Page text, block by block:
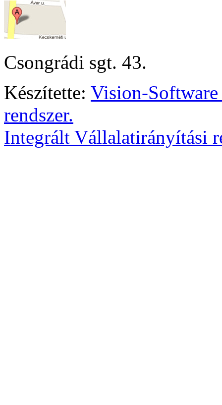
Csongrádi sgt. 43.
Készítette: Vision-
rendszer.
Integrált Vállalatirányítási